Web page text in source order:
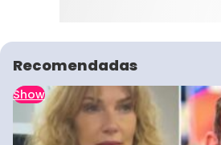
Recomendadas
Show